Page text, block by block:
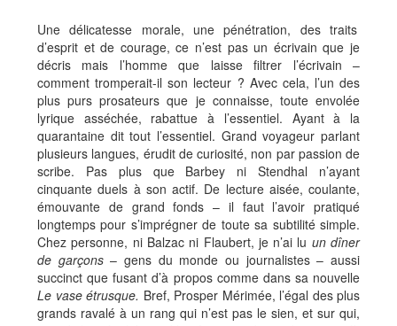
Une délicatesse morale, une pénétration, des traits
d’esprit et de courage, ce n’est pas un écrivain que je
décris mais l’homme que laisse filtrer l’écrivain –
comment tromperait-il son lecteur ? Avec cela, l’un des
plus purs prosateurs que je connaisse, toute envolée
lyrique asséchée, rabattue à l’essentiel. Ayant à la
quarantaine dit tout l’essentiel. Grand voyageur parlant
plusieurs langues, érudit de curiosité, non par passion de
scribe. Pas plus que Barbey ni Stendhal n’ayant
cinquante duels à son actif. De lecture aisée, coulante,
émouvante de grand fonds – il faut l’avoir pratiqué
longtemps pour s’imprégner de toute sa subtilité simple.
Chez personne, ni Balzac ni Flaubert, je n’ai lu un dîner
de garçons– gens du monde ou journalistes – aussi
succinct que fusant d’à propos comme dans sa nouvelle
Le vase étrusque. Bref, Prosper Mérimée, l’égal des plus
grands ravalé à un rang qui n’est pas le sien, et sur qui,